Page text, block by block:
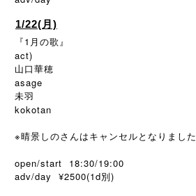
1/22(月)
『1月の歌』
act)
山口華穂
asage
未羽
kokotan
※晴景しのさんはキャンセルとなりました
open/start 18:30/19:00
adv/day ¥2500(1d別)